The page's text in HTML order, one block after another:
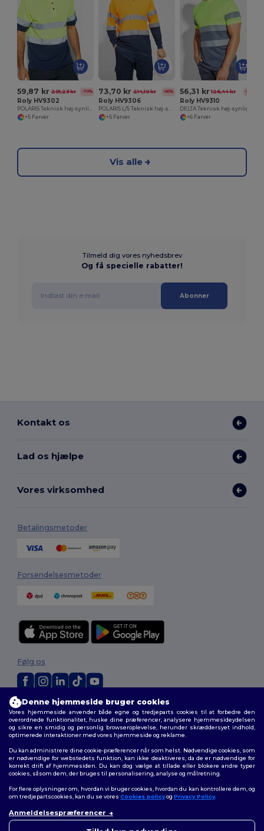
59,87 kr 201,23 kr -70%
Roly HV9302
+5 Farver
73,70 kr 214,10 kr -66%
Roly HV9306
+5 Farver
56,31 kr 126,44 kr -55%
Roly HV9310
+6 Farver
Vis alle
Tilmeld dig vores nyhedsbrev
Og få specielle rabatter!
Abonner
Kontakt os
Lad os hjælpe
Vores virksomhed
Betalingsmetoder
Forsendelsesmetoder
2026. Alle rettigheder forbeholdes
Vilkår og Betingelser| Tilpasset politik|Fortrolighedspolitik|Politik for
cookies|Sitemap
Følg os
Denne hjemmeside bruger cookies
Vores hjemmeside anvender både egne og tredjeparts cookies til at forbedre den
overordnede funktionalitet, huske dine præferencer, analysere hjemmesideydelsen
og sikre en smidig og personlig browseroplevelse, herunder skræddersyet indhold,
optimerede interaktioner med vores hjemmeside og reklame.
Du kan administrere dine cookie-præferencer når som helst. Nødvendige cookies, som
er nødvendige for webstedets funktion, kan ikke deaktiveres, da de er nødvendige for
korrekt drift af hjemmesiden. Du kan dog vælge at tillade eller blokere andre typer
cookies, såsom dem, der bruges til personalisering, analyse og målretning.
For flere oplysninger om, hvordan vi bruger cookies, hvordan du kan kontrollere dem, og
om tredjepartscookies, kan du se vores Cookies policyog Privacy Policy.
Anmeldelsespræferencer